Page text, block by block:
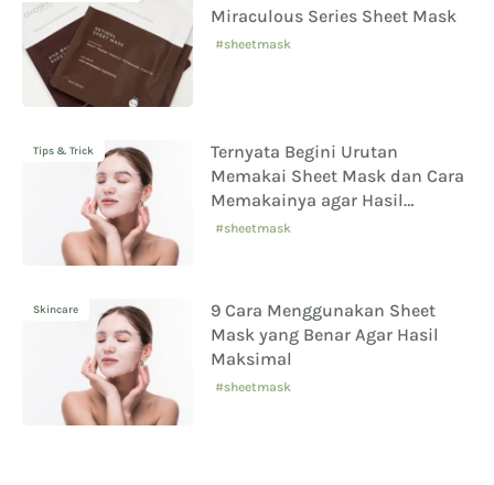
Miraculous Series Sheet Mask
#sheetmask
Tips & Trick
Ternyata Begini Urutan
Memakai Sheet Mask dan Cara
Memakainya agar Hasil
Maksimal
#sheetmask
Skincare
9 Cara Menggunakan Sheet
Mask yang Benar Agar Hasil
Maksimal
#sheetmask